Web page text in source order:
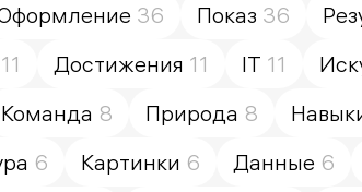
36 Показ 36
11 Достижения 11 IT 11
Команда 8 Природа 8
6 Картинки 6 Данные 6